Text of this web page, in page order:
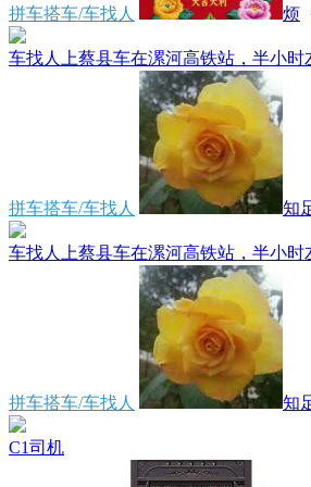
拼车搭车/车找人 烦
车找人上蔡县车在漯河高铁站，半小
拼车搭车/车找人 知
车找人上蔡县车在漯河高铁站，半小
拼车搭车/车找人 知
C1司机